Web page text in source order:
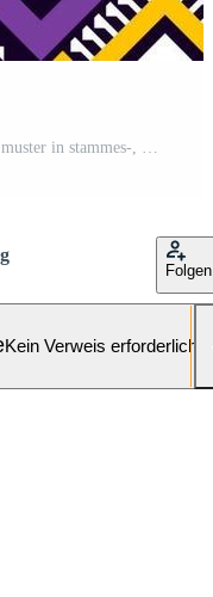
Folgen
Kein Verweis erforderlich